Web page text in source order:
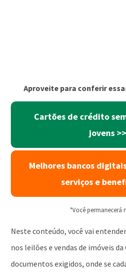
Aproveite para conferir
Cartões de crédito
jovens
Melhores bancos
serviços e
*Você permanecerá
Neste conteúdo, você vai
nos leilões e vendas de imóveis
documentos exigidos, onde se